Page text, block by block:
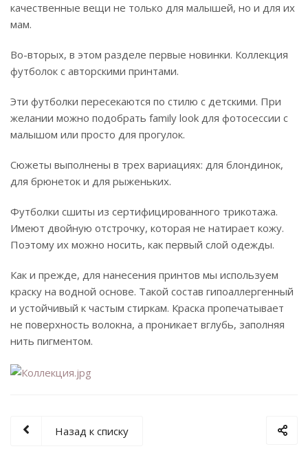
качественные вещи не только для малышей, но и для их
мам.
Во-вторых, в этом разделе первые новинки. Коллекция
футболок с авторскими принтами.
Эти футболки пересекаются по стилю с детскими. При
желании можно подобрать family look для фотосессии с
малышом или просто для прогулок.
Сюжеты выполнены в трех вариациях: для блондинок,
для брюнеток и для рыженьких.
Футболки сшиты из сертифицированного трикотажа.
Имеют двойную отстрочку, которая не натирает кожу.
Поэтому их можно носить, как первый слой одежды.
Как и прежде, для нанесения принтов мы используем
краску на водной основе. Такой состав гипоаллергенный
и устойчивый к частым стиркам. Краска пропечатывает
не поверхность волокна, а проникает вглубь, заполняя
нить пигментом.
Назад к списку